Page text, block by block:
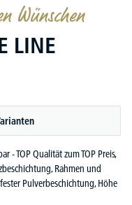
Wünschen
LINE
- TOP Qualität zum TOP Preis,
Rahmen und
Pulverbeschichtung, Höhe